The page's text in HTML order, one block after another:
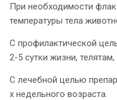
При необходимости
температуры тела
С профилактической
2-5 сутки жизни,
С лечебной целью
х недельного возраста.